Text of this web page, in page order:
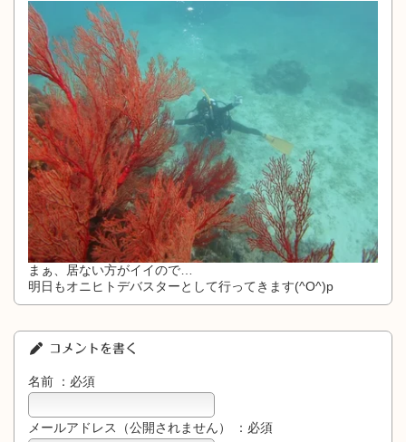
まぁ、居ない方がイイので…
明日もオニヒトデバスターとして行ってきます(^O^)p
コメントを書く
名前 ：必須
メールアドレス（公開されません） ：必須